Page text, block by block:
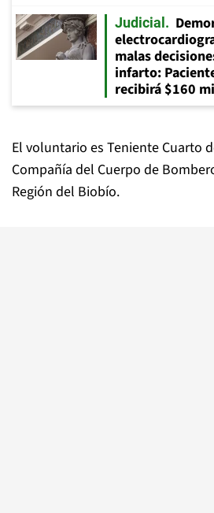
Judicial
malas
infarto:
recibirá $160
El voluntario es Teniente Cuarto
Compañía del Cuerpo de
Región del Biobío.